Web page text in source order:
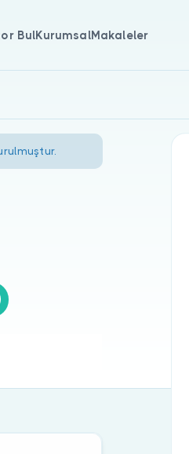
BulKurumsalMakaleler